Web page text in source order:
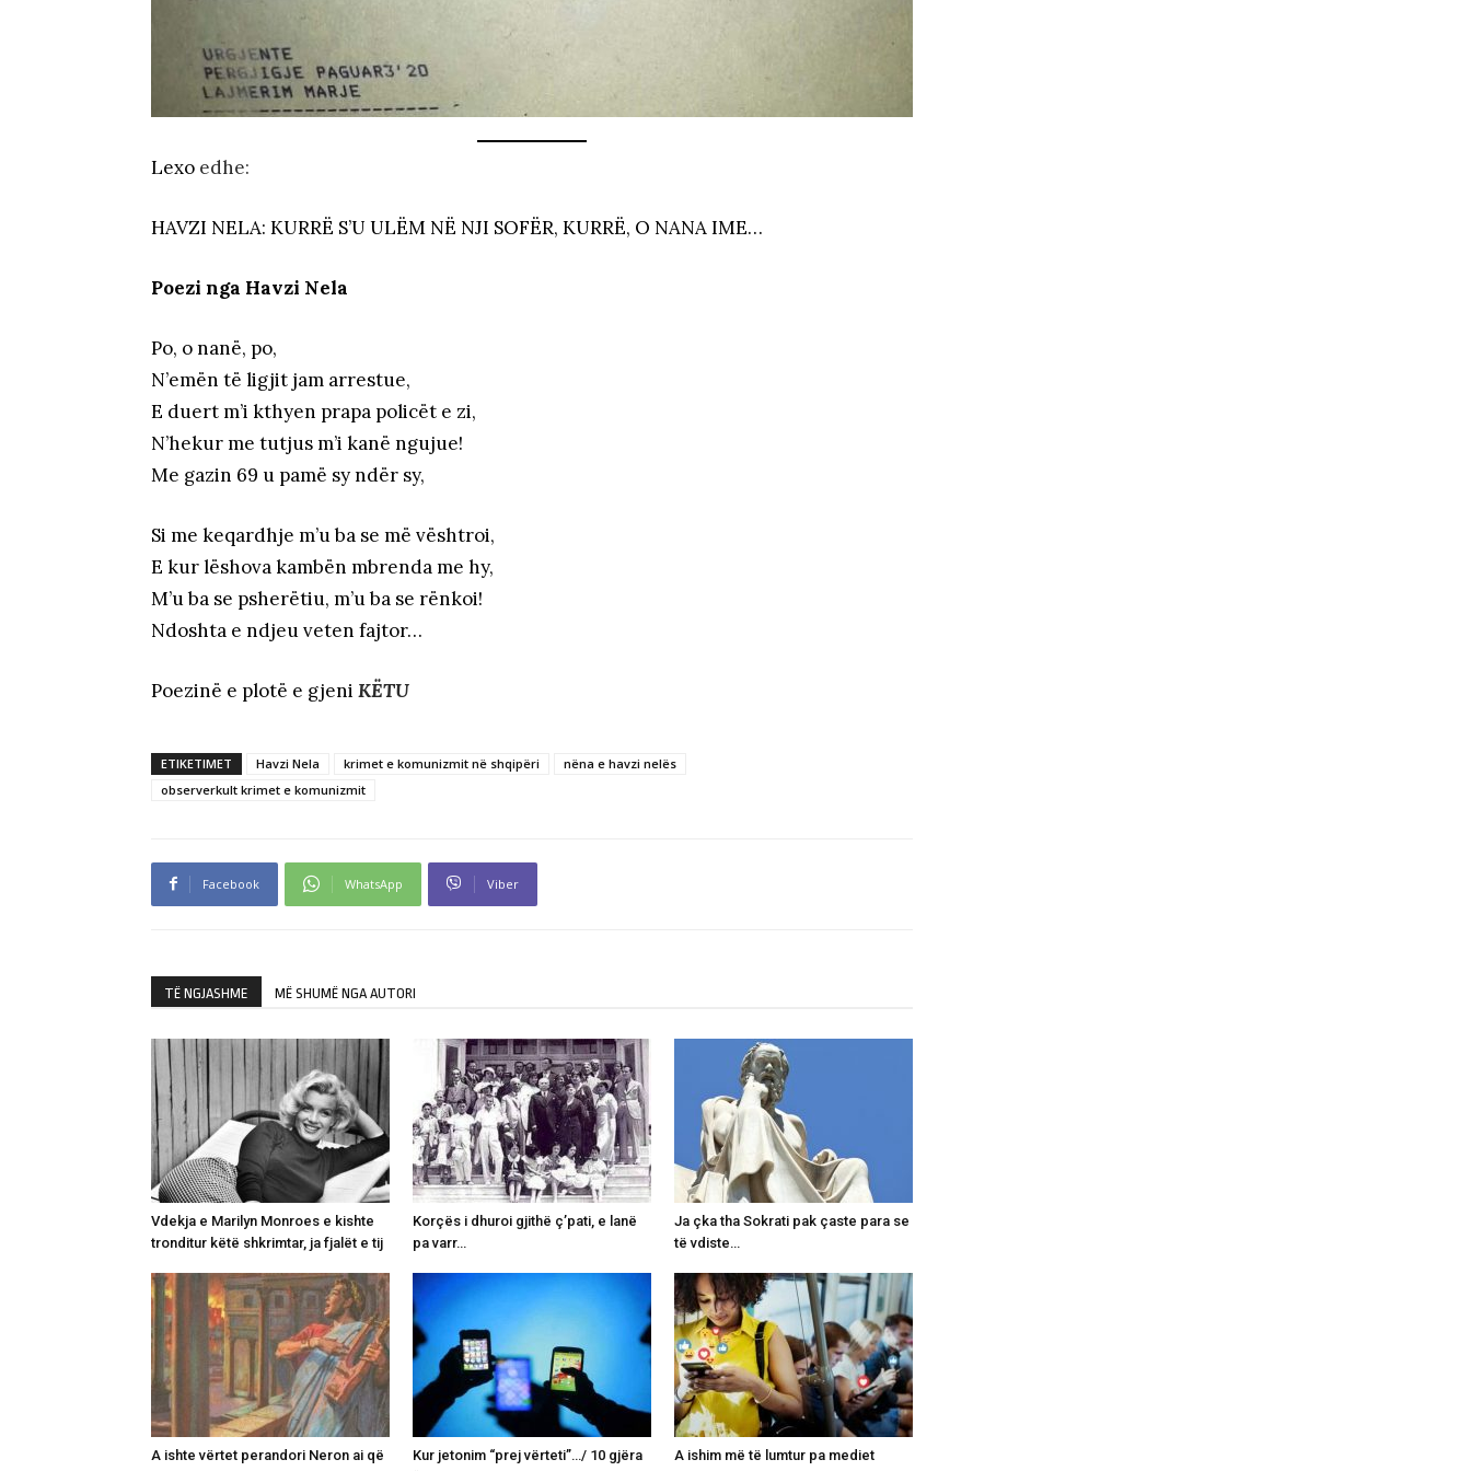
Lexo edhe:
HAVZI NELA: KURRË S’U ULËM NË NJI SOFËR, KURRË, O NANA IME…
Poezi nga Havzi Nela
Po, o nanë, po,
N’emën të ligjit jam arrestue,
E duert m’i kthyen prapa policët e zi,
N’hekur me tutjus m’i kanë ngujue!
Me gazin 69 u pamë sy ndër sy,
Si me keqardhje m’u ba se më vështroi,
E kur lëshova kambën mbrenda me hy,
M’u ba se psherëtiu, m’u ba se rënkoi!
Ndoshta e ndjeu veten fajtor…
Poezinë e plotë e gjeni KËTU
ETIKETIMET Havzi Nela krimet e komunizmit në shqipëri
nëna e havzi nelës
observerkult krimet e komunizmit
Facebook WhatsApp Viber
TË NGJASHME MË SHUMË NGA AUTORI
Vdekja e Marilyn Monroes e kishte
tronditur këtë shkrimtar, ja fjalët e tij
Korçës i dhuroi gjithë ç’pati, e lanë
pa varr…
Ja çka tha Sokrati pak çaste para se
të vdiste…
A ishte vërtet perandori Neron ai që
Kur jetonim “prej vërteti”…/ 10 gjëra
A ishim më të lumtur pa mediet